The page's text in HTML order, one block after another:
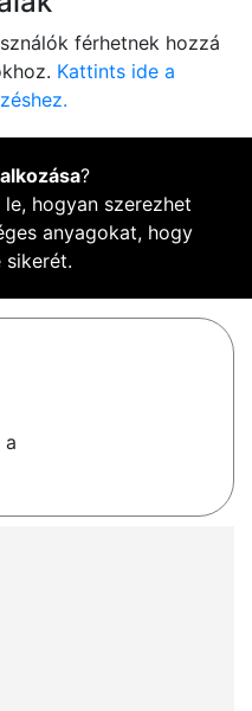
férhetnek hozzá
Kattints ide a
?
le, hogyan szerezhet
anyagokat, hogy
sikerét.
a